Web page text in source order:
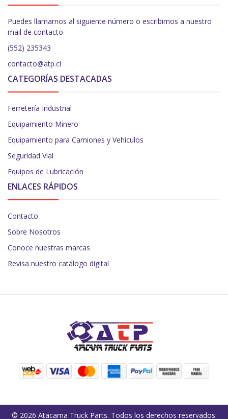
Puedes llamarnos al siguiente número o escribirnos a nuestro
mail de contacto
(552) 235343
contacto@atp.cl
CATEGORÍAS DESTACADAS
Ferretería Industrial
Equipamiento Minero
Equipamiento para Camiones y Vehículos
Seguridad Vial
Equipos de Lubricación
ENLACES RÁPIDOS
Contacto
Sobre Nosotros
Conoce nuestras marcas
Revisa nuestro catálogo digital
© 2026 Atacama Truck Parts. Todos los derechos reservados.